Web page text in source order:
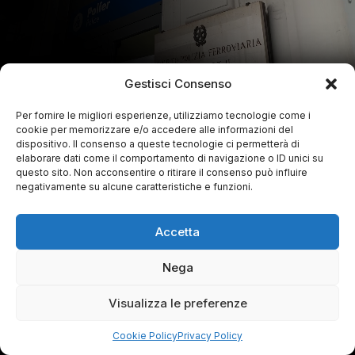
Gestisci Consenso
Per fornire le migliori esperienze, utilizziamo tecnologie come i
cookie per memorizzare e/o accedere alle informazioni del
dispositivo. Il consenso a queste tecnologie ci permetterà di
elaborare dati come il comportamento di navigazione o ID unici su
questo sito. Non acconsentire o ritirare il consenso può influire
negativamente su alcune caratteristiche e funzioni.
Accetta
Nega
Visualizza le preferenze
Cookie PolicyPrivacy Policy